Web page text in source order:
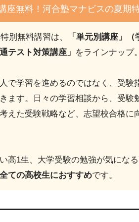
座無料！河合塾マナビスの夏期
別無料講習は、 「単元別講座」（
テスト対策講座」 をラインナップ。
で学習を進めるのではなく、受験
ます。日々の学習相談から、受験
えた受験戦略など、志望校合格に
高1生、大学受験の勉強が気にな
ての高校生におすすめです。